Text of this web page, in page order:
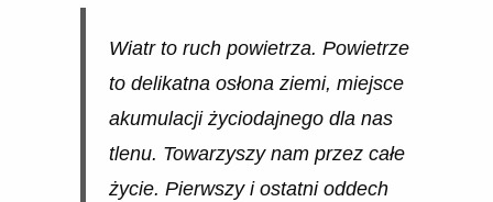
Wiatr to ruch powietrza. Powietrze
to delikatna osłona ziemi, miejsce
akumulacji życiodajnego dla nas
tlenu. Towarzyszy nam przez całe
życie. Pierwszy i ostatni oddech